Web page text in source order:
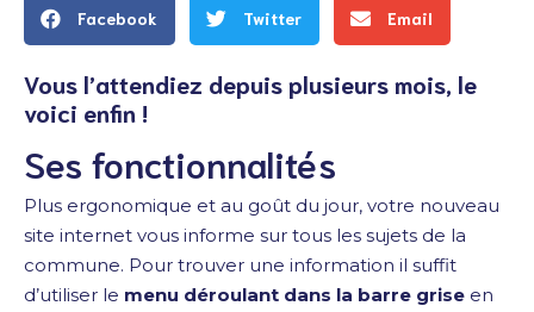
Facebook Twitter Email
Vous l’attendiez depuis plusieurs mois, le
voici enfin !
Ses fonctionnalités
Plus ergonomique et au goût du jour, votre nouveau
site internet vous informe sur tous les sujets de la
commune. Pour trouver une information il suffit
d’utiliser le menu déroulant dans la barre grise en